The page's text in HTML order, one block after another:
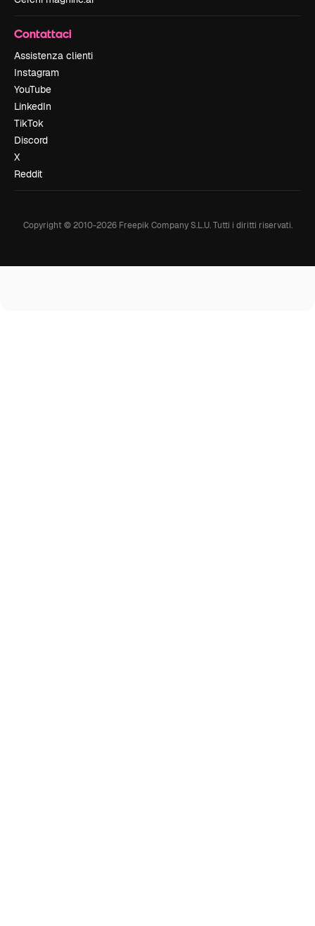
Contattaci
Assistenza clienti
Instagram
YouTube
LinkedIn
TikTok
Discord
X
Reddit
Copyright © 2010-2026Freepik Company S.L.U. Tutti i diritti riservati.